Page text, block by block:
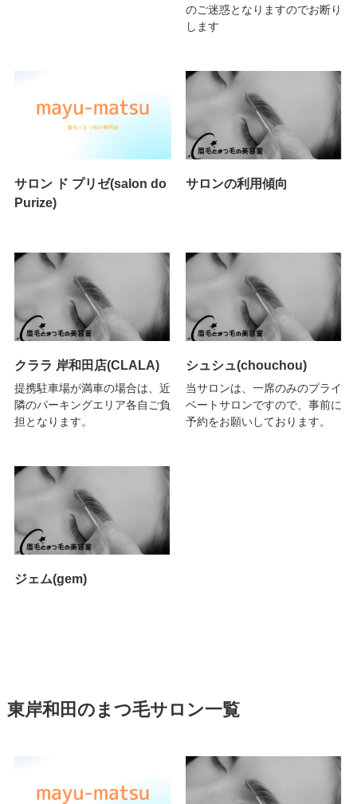
のご迷惑となりますのでお断り
します
サロン ド プリゼ(salon do
Purize)
サロンの利用傾向
クララ 岸和田店(CLALA)
提携駐車場が満車の場合は、近
隣のパーキングエリア各自ご負
担となります。
シュシュ(chouchou)
当サロンは、一席のみのプライ
ベートサロンですので、事前に
予約をお願いしております。
ジェム(gem)
東岸和田のまつ毛サロン一覧